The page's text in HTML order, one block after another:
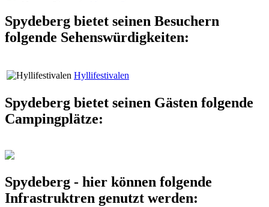
Spydeberg bietet seinen Besuchern
folgende Sehenswürdigkeiten:
Hyllifestivalen
Spydeberg bietet seinen Gästen folgende
Campingplätze:
Spydeberg - hier können folgende
Infrastruktren genutzt werden: